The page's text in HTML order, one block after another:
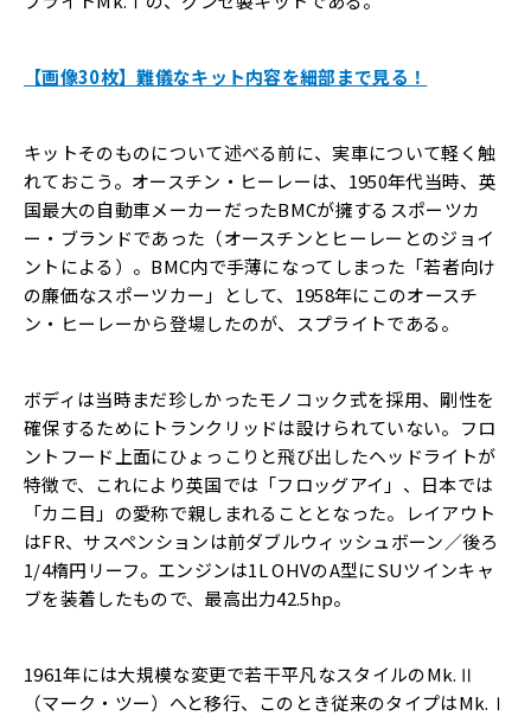
【画像30枚】難儀なキット内容を細部まで見る！
キットそのものについて述べる前に、実車について軽く触
れておこう。オースチン・ヒーレーは、1950年代当時、英
国最大の自動車メーカーだったBMCが擁するスポーツカ
ー・ブランドであった（オースチンとヒーレーとのジョイ
ントによる）。BMC内で手薄になってしまった「若者向け
の廉価なスポーツカー」として、1958年にこのオースチ
ン・ヒーレーから登場したのが、スプライトである。
ボディは当時まだ珍しかったモノコック式を採用、剛性を
確保するためにトランクリッドは設けられていない。フロ
ントフード上面にひょっこりと飛び出したヘッドライトが
特徴で、これにより英国では「フロッグアイ」、日本では
「カニ目」の愛称で親しまれることとなった。レイアウト
はFR、サスペンションは前ダブルウィッシュボーン／後ろ
1/4楕円リーフ。エンジンは1L OHVのA型にSUツインキャ
ブを装着したもので、最高出力42.5hp。
1961年には大規模な変更で若干平凡なスタイルのMk.Ⅱ
（マーク・ツー）へと移行、このとき従来のタイプはMk.Ⅰ